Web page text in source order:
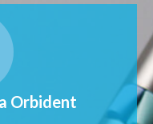
Orbident